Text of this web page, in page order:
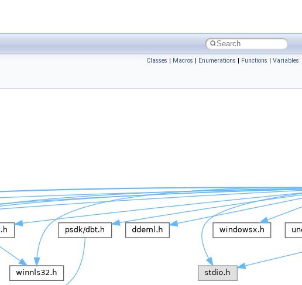
Classes | Macros | Enumerations | Functions | Variables